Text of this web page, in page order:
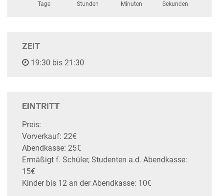
Tage Stunden Minuten Sekunden
ZEIT
19:30 bis 21:30
EINTRITT
Preis:
Vorverkauf: 22€
Abendkasse: 25€
Ermäßigt f. Schüler, Studenten a.d. Abendkasse:
15€
Kinder bis 12 an der Abendkasse: 10€